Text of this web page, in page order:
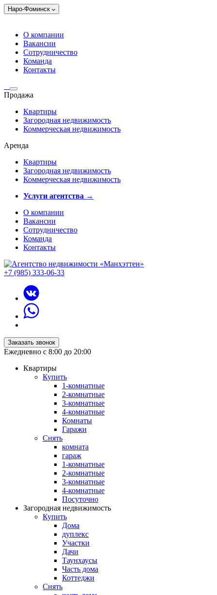
Наро-Фоминск
О компании
Вакансии
Сотрудничество
Команда
Контакты
Продажа
Квартиры
Загородная недвижимость
Коммерческая недвижимость
Аренда
Квартиры
Загородная недвижимость
Коммерческая недвижимость
Услуги агентства →
О компании
Вакансии
Сотрудничество
Команда
Контакты
+7 (985) 333-06-33
Заказать звонок
Ежедневно с 8:00 до 20:00
Квартиры
Купить
1-комнатные
2-комнатные
3-комнатные
4-комнатные
Комнаты
Гаражи
Снять
комната
гараж
1-комнатные
2-комнатные
3-комнатные
4-комнатные
Посуточно
Загородная недвижимость
Купить
Дома
дуплекс
Участки
Дачи
Таунхаусы
Часть дома
Коттеджи
Снять